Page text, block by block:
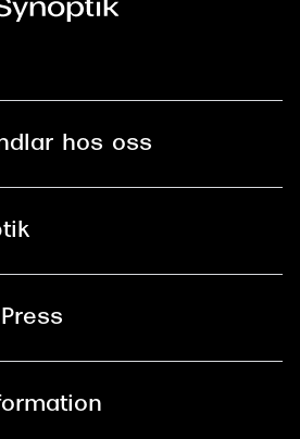
hos oss
med Klarna, Swish,
öppet köp online